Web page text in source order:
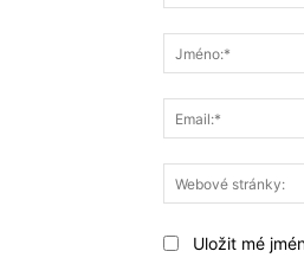
Uložit mé